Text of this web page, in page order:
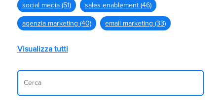
social media (51) sales enablement (46)
agenzia marketing (40) email marketing (33)
Visualizza tutti